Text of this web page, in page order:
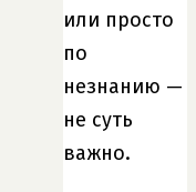
или просто
по
незнанию —
не суть
важно.